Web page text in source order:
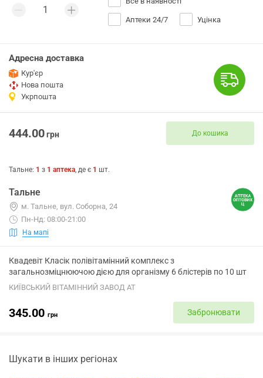
Аптеки 24/7 Уцінка
Адресна доставка
Кур'єр
Нова пошта
Укрпошта
444.00грн До кошика
Тальне: 1 з 1 аптека, де є 1 шт.
Тальне
м. Тальне, вул. Соборна, 24
Пн-Нд: 08:00-21:00
На мапі
Квадевіт Класік полівітамінний комплекс з
загальнозміцнюючою дією для організму 6 блістерів по 10 шт
КИЇВСЬКИЙ ВІТАМІННИЙ ЗАВОД АТ
345.00 грн Забронювати
Шукати в інших регіонах